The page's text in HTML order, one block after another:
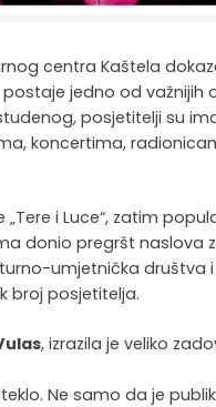
centra Kaštela
jedno od važnijih
posjetitelji su
koncertima,
i Luce“, zatim
donio pregršt naslova
umjetnička društva
broj posjetitelja.
, izrazila je veliko
Ne samo da je